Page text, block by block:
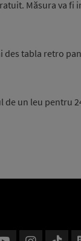
Măsura va
des tabla retro
un leu pentru